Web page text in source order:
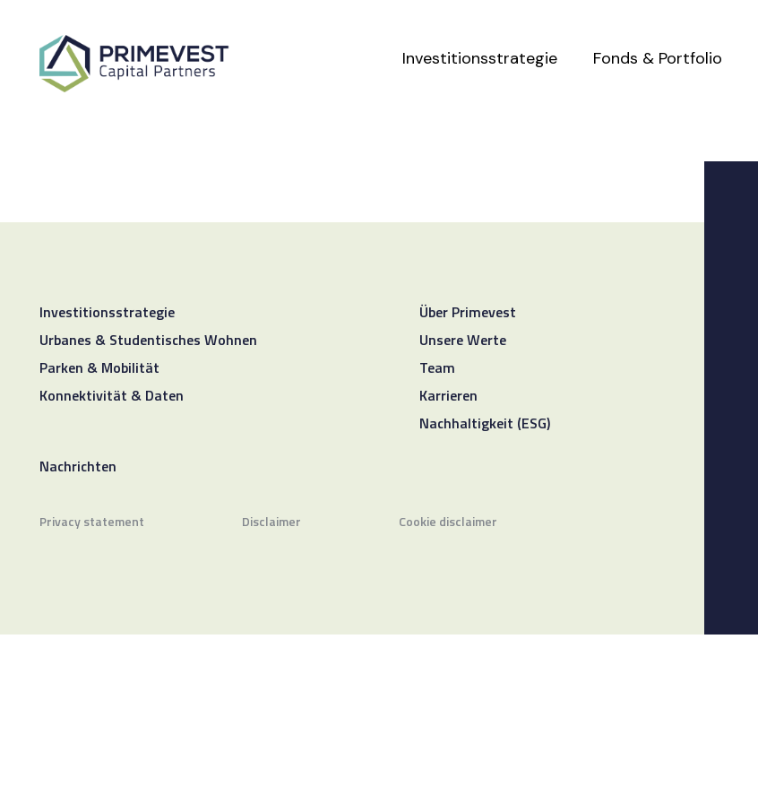
Investitionsstrategie Fonds & Portfolio
Investitionsstrategie
Urbanes & Studentisches Wohnen
Parken & Mobilität
Konnektivität & Daten
Nachrichten
Über Primevest
Unsere Werte
Team
Karrieren
Nachhaltigkeit (ESG)
Privacy statement Disclaimer Cookie disclaimer